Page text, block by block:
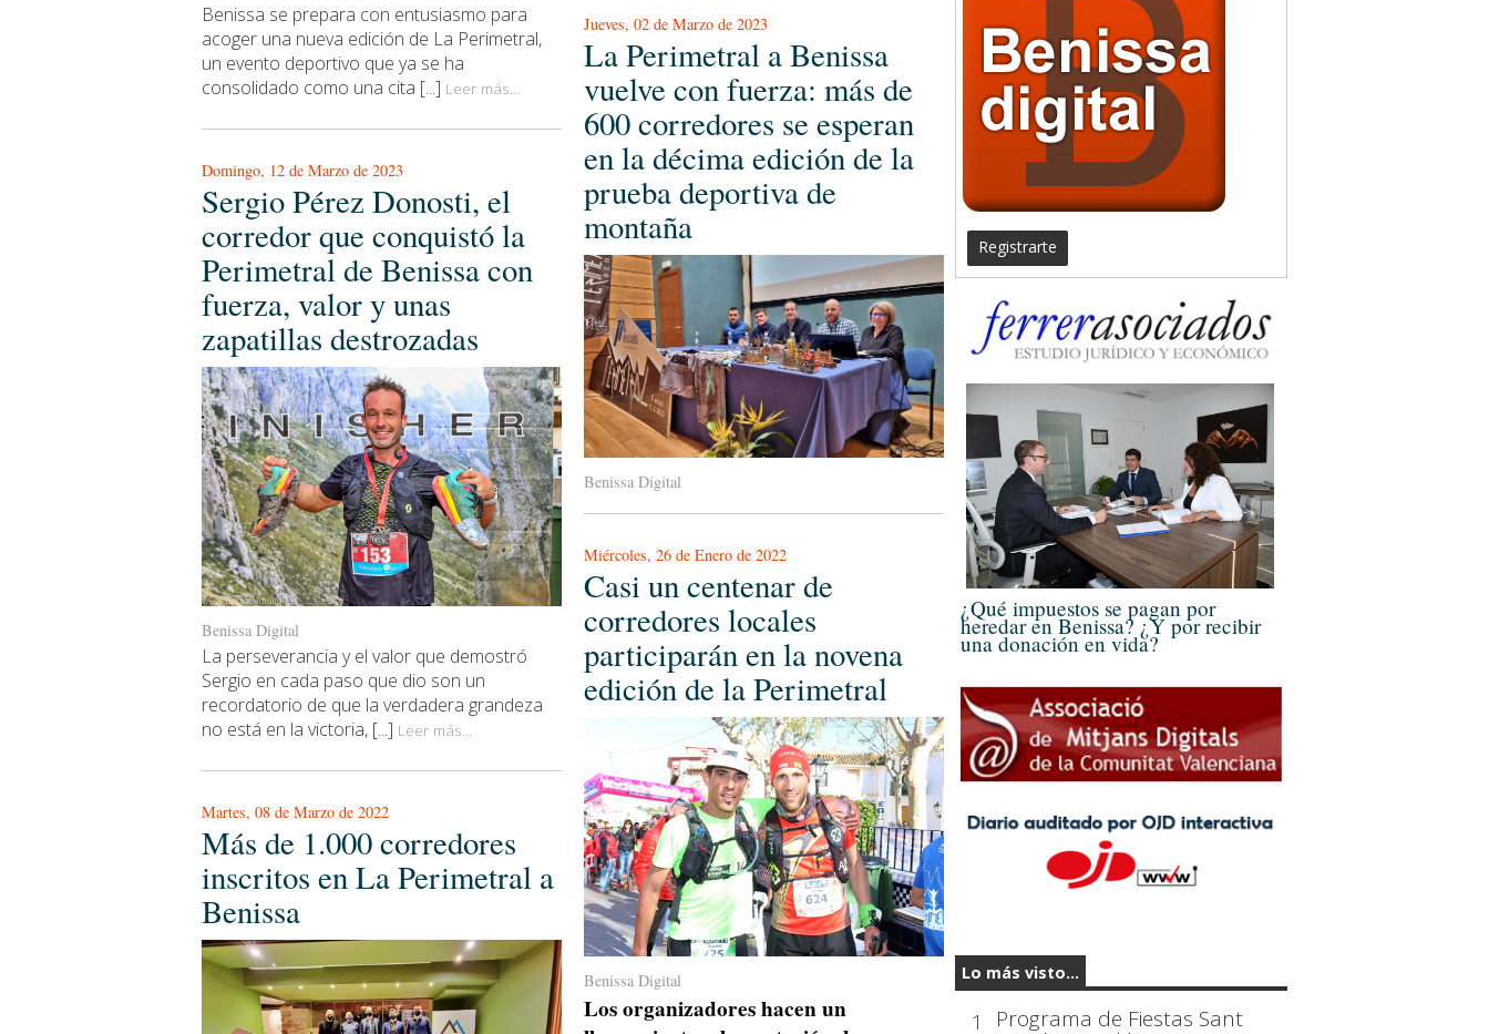
Benissa se prepara con entusiasmo para
acoger una nueva edición de La Perimetral,
un evento deportivo que ya se ha
consolidado como una cita [...] Leer más...
Domingo, 12 de Marzo de 2023
Sergio Pérez Donosti, el
corredor que conquistó la
Perimetral de Benissa con
fuerza, valor y unas
zapatillas destrozadas
Benissa Digital
La perseverancia y el valor que demostró
Sergio en cada paso que dio son un
recordatorio de que la verdadera grandeza
no está en la victoria, [...] Leer más...
Martes, 08 de Marzo de 2022
Más de 1.000 corredores
inscritos en La Perimetral a
Benissa
Jueves, 02 de Marzo de 2023
La Perimetral a Benissa
vuelve con fuerza: más de
600 corredores se esperan
en la décima edición de la
prueba deportiva de
montaña
Benissa Digital
Miércoles, 26 de Enero de 2022
Casi un centenar de
corredores locales
participarán en la novena
edición de la Perimetral
Benissa Digital
Los organizadores hacen un
Registrarte
¿Qué impuestos se pagan por
heredar en Benissa? ¿Y por recibir
una donación en vida?
Lo más visto...
1 Programa de Fiestas Sant